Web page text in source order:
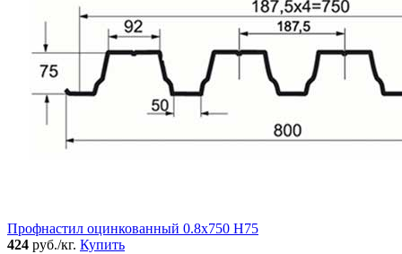
Профнастил оцинкованный 0.8x750 Н75
424 руб./кг. Купить